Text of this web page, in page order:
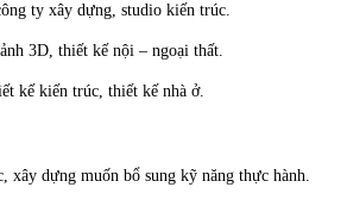
ty xây dựng, studio kiến trúc.
3D, thiết kế nội – ngoại thất.
kế kiến trúc, thiết kế nhà ở.
xây dựng muốn bổ sung kỹ năng thực hành.